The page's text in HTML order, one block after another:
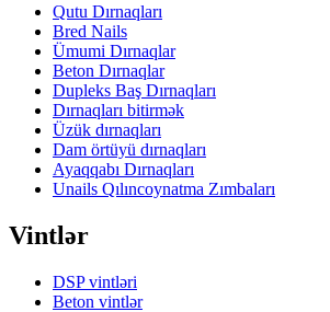
Qutu Dırnaqları
Bred Nails
Ümumi Dırnaqlar
Beton Dırnaqlar
Dupleks Baş Dırnaqları
Dırnaqları bitirmək
Üzük dırnaqları
Dam örtüyü dırnaqları
Ayaqqabı Dırnaqları
Unails Qılıncoynatma Zımbaları
Vintlər
DSP vintləri
Beton vintlər